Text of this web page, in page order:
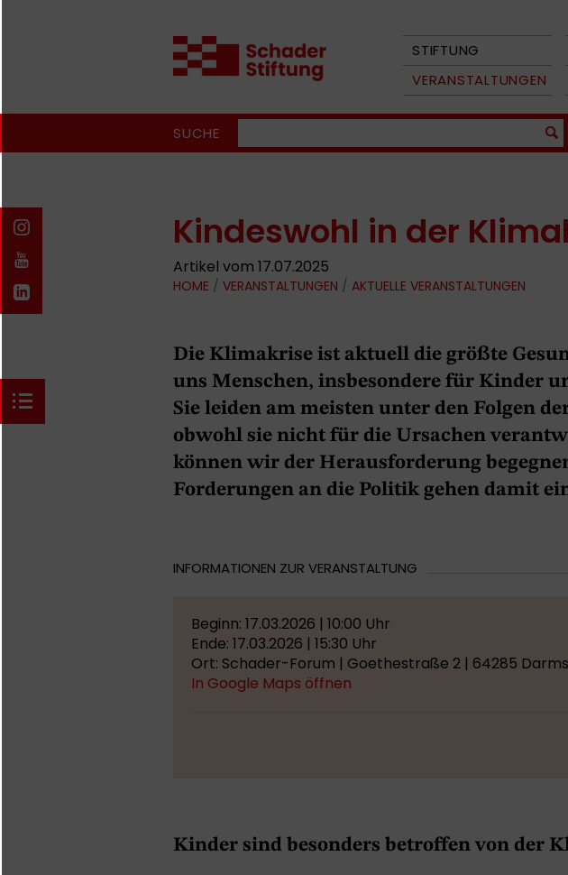
STIFTUNG
VERANSTALTUNGEN
SUCHE
Kindeswohl in der
Artikel vom 17.07.2025
HOME / VERANSTALTUNGEN / AKTUELLE VERANSTALTUNGEN
Die Klimakrise ist aktuell die größte
uns Menschen, insbesondere für Kinder
Sie leiden am meisten unter den Folgen
obwohl sie nicht für die Ursachen
können wir der Herausforderung
Forderungen an die Politik gehen damit
INFORMATIONEN ZUR VERANSTALTUNG
Beginn: 17.03.2026 | 10:00 Uhr
Ende: 17.03.2026 | 15:30 Uhr
Ort: Schader-Forum | Goethestraße 2 | 64285
In Google Maps öffnen
Kinder sind besonders betroffen von der